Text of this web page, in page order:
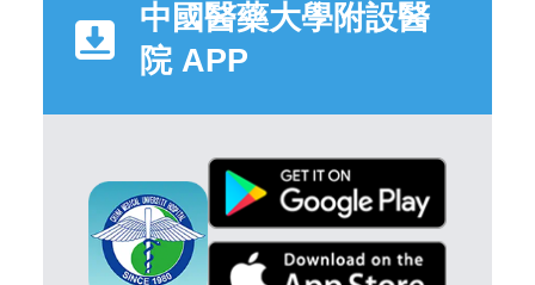
中國醫藥大學附設醫
院 APP